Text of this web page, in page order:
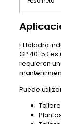
El taladro
GP.40-50
requieren
Puede